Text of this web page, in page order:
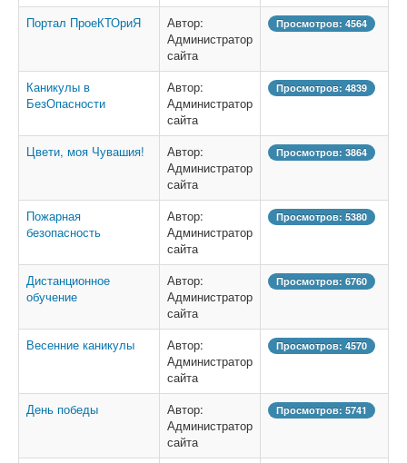
Портал ПроеКТОриЯ
Автор:
Администратор
сайта
Просмотров: 4564
Каникулы в
БезОпасности
Автор:
Администратор
сайта
Просмотров: 4839
Цвети, моя Чувашия!
Автор:
Администратор
сайта
Просмотров: 3864
Пожарная
безопасность
Автор:
Администратор
сайта
Просмотров: 5380
Дистанционное
обучение
Автор:
Администратор
сайта
Просмотров: 6760
Весенние каникулы
Автор:
Администратор
сайта
Просмотров: 4570
День победы
Автор:
Администратор
сайта
Просмотров: 5741